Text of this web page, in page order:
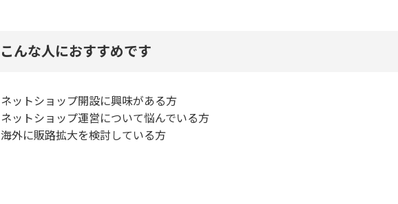
こんな人におすすめです
ネットショップ開設に興味がある方
ネットショップ運営について悩んでいる方
海外に販路拡大を検討している方